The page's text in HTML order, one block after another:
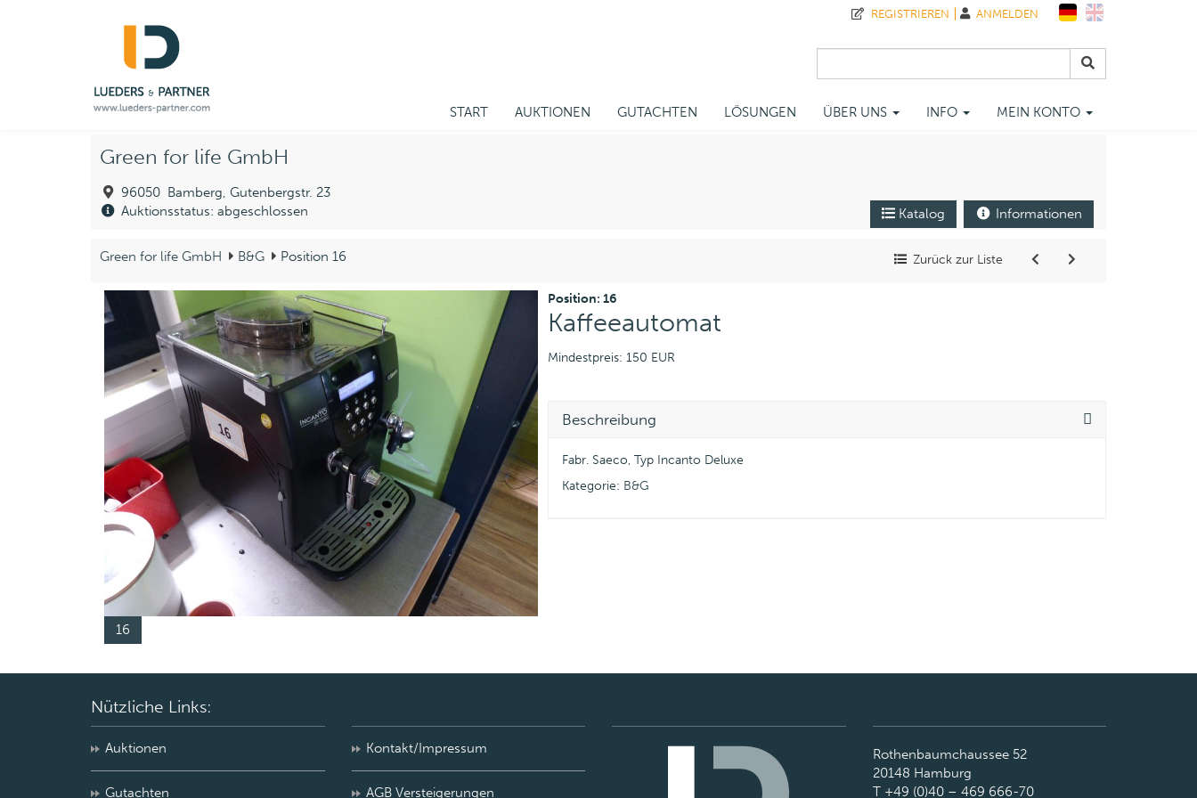
START AUKTIONEN GUTACHTEN LÖSUNGEN ÜBER UNS INFO MEIN KONTO
REGISTRIEREN ANMELDEN
Green for life GmbH
96050 Bamberg, Gutenbergstr. 23
Auktionsstatus: abgeschlossen
Katalog Informationen
Green for life GmbH B&G Position 16 Zurück zur Liste
Position: 16
Kaffeeautomat
Mindestpreis: 150 EUR
Beschreibung
Fabr. Saeco, Typ Incanto Deluxe
Kategorie: B&G
16
Nützliche Links:
Auktionen
Gutachten
Kontakt/Impressum
AGB Versteigerungen
Rothenbaumchaussee 52
20148 Hamburg
T +49 (0)40 – 469 666-70